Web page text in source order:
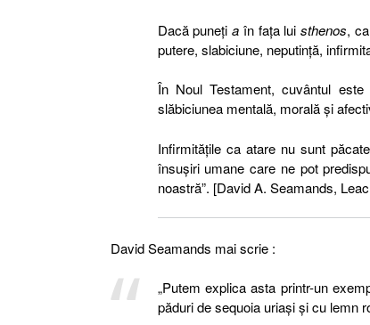
Dacă puneţia în faţa luisthenos,
putere, slabiciune, neputinţă,
În Noul Testament, cuvântul
slăbiciunea mentală, morală şi
Infirmităţile ca atare nu sunt
însuşiri umane care ne pot
noastră”. [David A. Seamands,
David Seamands mai scrie :
„Putem explica asta printr-un
păduri de sequoia uriaşi şi cu lemn